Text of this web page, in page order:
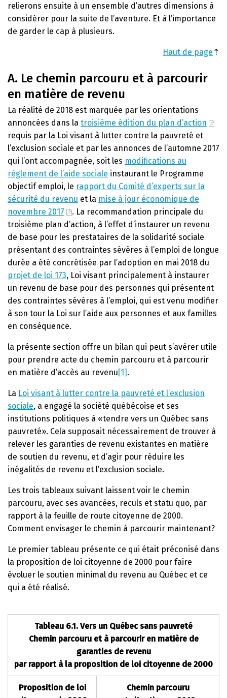
relierons ensuite à un ensemble d’autres dimensions à
considérer pour la suite de l’aventure. Et à l’importance
de garder le cap à plusieurs.
Haut de page ⇡
A. Le chemin parcouru et à parcourir
en matière de revenu
La réalité de 2018 est marquée par les orientations
annoncées dans la troisième édition du plan d’action
requis par la Loi visant à lutter contre la pauvreté et
l’exclusion sociale et par les annonces de l’automne 2017
qui l’ont accompagnée, soit les modifications au
règlement de l’aide sociale instaurant le Programme
objectif emploi, le rapport du Comité d’experts sur la
sécurité du revenu et la mise à jour économique de
novembre 2017
. La recommandation principale du
troisième plan d’action, à l’effet d’instaurer un revenu
de base pour les prestataires de la solidarité sociale
présentant des contraintes sévères à l’emploi de longue
durée a été concrétisée par l’adoption en mai 2018 du
projet de loi 173, Loi visant principalement à instaurer
un revenu de base pour des personnes qui présentent
des contraintes sévères à l’emploi, qui est venu modifier
à son tour la Loi sur l’aide aux personnes et aux familles
en conséquence.
la présente section offre un bilan qui peut s’avérer utile
pour prendre acte du chemin parcouru et à parcourir
en matière d’accès au revenu [1] .
La Loi visant à lutter contre la pauvreté et l’exclusion
sociale, a engagé la société québécoise et ses
institutions politiques à «tendre vers un Québec sans
pauvreté». Cela supposait nécessairement de trouver à
relever les garanties de revenu existantes en matière
de soutien du revenu, et d’agir pour réduire les
inégalités de revenu et l’exclusion sociale.
Les trois tableaux suivant laissent voir le chemin
parcouru, avec ses avancées, reculs et statu quo, par
rapport à la feuille de route citoyenne de 2000.
Comment envisager le chemin à parcourir maintenant?
Le premier tableau présente ce qui était préconisé dans
la proposition de loi citoyenne de 2000 pour faire
évoluer le soutien minimal du revenu au Québec et ce
qui a été réalisé.
Tableau 6.1. Vers un Québec sans pauvreté
Chemin parcouru et à parcourir en matière de
garanties de revenu
par rapport à la proposition de loi citoyenne de 2000
Proposition de loi
Chemin parcouru